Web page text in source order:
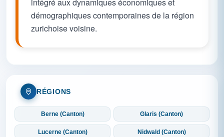
intégré aux dynamiques économiques et
démographiques contemporaines de la région
zurichoise voisine.
RÉGIONS
Berne (Canton) Glaris (Canton)
Lucerne (Canton) Nidwald (Canton)